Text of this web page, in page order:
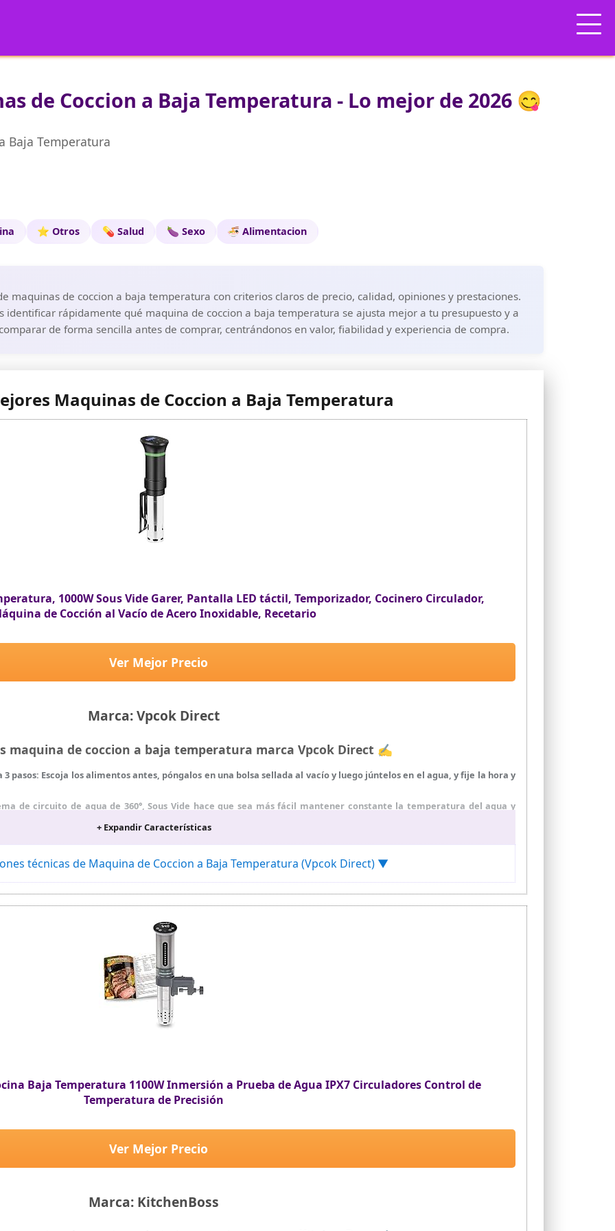
de Coccion a Baja Temperatura - Lo mejor de 2026 😋
Baja Temperatura
⭐ Otros 💊 Salud 🍆 Sexo 🍜 Alimentacion
maquinas de coccion a baja temperatura con criterios claros de precio, calidad, opiniones y prestaciones.
identificar rápidamente qué maquina de coccion a baja temperatura se ajusta mejor a tu presupuesto y a
de forma sencilla antes de comprar, centrándonos en valor, fiabilidad y experiencia de compra.
Maquinas de Coccion a Baja Temperatura
1000W Sous Vide Garer, Pantalla LED táctil, Temporizador, Cocinero Circulador,
de Cocción al Vacío de Acero Inoxidable, Recetario
Marca: Vpcok Direct
Ver Mejor Precio
maquina de coccion a baja temperatura marca Vpcok Direct ✍
3 pasos: Escoja los alimentos antes, póngalos en una bolsa sellada al vacío y luego júntelos en el agua, y fije la hora y
de circuito de agua de 360°, Sous Vide hace que sea más fácil mantener constante la temperatura del agua y
son más precisos de controlar. Puede ahorrar mucho tiempo y energía en la cocina. Brindar una gran
al agua y se puede sujetar fácil y firmemente al borde de la olla con la abrazadera del dispositivo. Además, se
el tiempo establecido
pregunta al usar esta olla de cocción al vacío, no dude en contactarnos. Lea las instrucciones en detalle antes de
+ Expandir Características
técnicas de Maquina de Coccion a Baja Temperatura (Vpcok Direct) ▼
Baja Temperatura 1100W Inmersión a Prueba de Agua IPX7 Circuladores Control de
Temperatura de Precisión
Marca: KitchenBoss
Ver Mejor Precio